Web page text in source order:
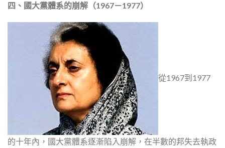
四、國大黨體系的崩解（1967－1977）
從1967到1977
的十年內，國大黨體系逐漸陷入崩解，在半數的邦失去執政